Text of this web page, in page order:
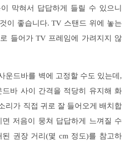
막혀서 답답하게 들릴 수 있으니
이 좋습니다. TV 스탠드 위에 놓는
들어가 TV 프레임에 가려지지 않
운드바를 벽에 고정할 수도 있는데,
바 사이 간격을 적당히 유지해 화
리가 직접 귀로 잘 들어오게 배치합
저음이 뭉쳐 답답하게 느껴질 수
권장 거리(몇 cm 정도)를 참고하